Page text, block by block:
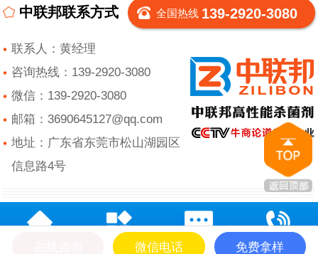
中联邦联系方式 全国热线 139-2920-3080
联系人：黄经理
咨询热线：139-2920-3080
微信：139-2920-3080
邮箱：3690645127@qq.com
地址：广东省东莞市松山湖园区
信息路4号
微信电话 免费拿样